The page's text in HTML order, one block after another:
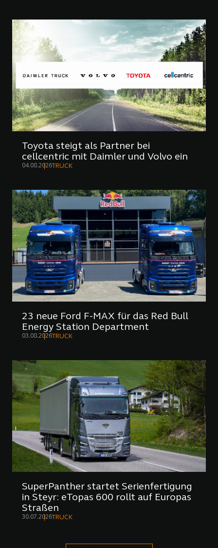
Toyota steigt als Partner bei
cellcentric mit Daimler und Volvo ein
04.08.2026 TRUCK
23 neue Ford F-MAX für das Red Bull
Energy Station Department
03.08.2026TRUCK
SuperPanther startet Serienfertigung
in Steyr: eTopas 600 rollt auf Europas
Straßen
30.07.2026TRUCK